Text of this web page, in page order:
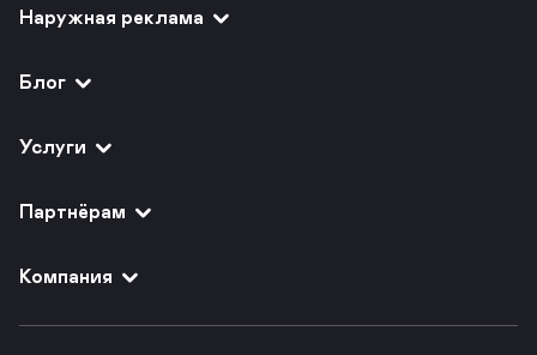
Наружная реклама
Блог
Услуги
Партнёрам
Компания